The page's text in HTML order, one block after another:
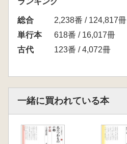
総合
2,238番 / 124,817冊
単行本
618番 / 16,017冊
古代
123番 / 4,072冊
一緒に買われている本